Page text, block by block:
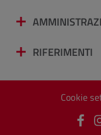
RIFERIMENTI
Cookie